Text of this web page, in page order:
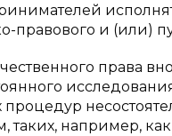
правового и (или)
права
таких, например,